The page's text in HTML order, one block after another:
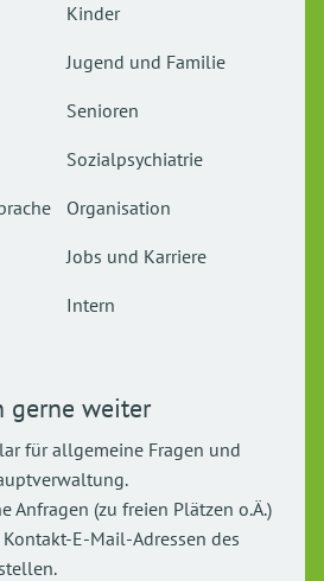
Kinder
Jugend und Familie
Senioren
Sozialpsychiatrie
Organisation
Jobs und Karriere
Intern
gerne weiter
für allgemeine Fragen und
Anfragen (zu freien Plätzen o.Ä.)
E-Mail-Adressen des